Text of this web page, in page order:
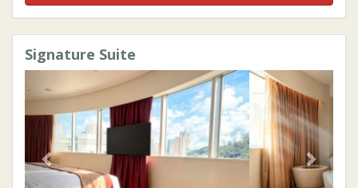
Signature Suite
Previous Next